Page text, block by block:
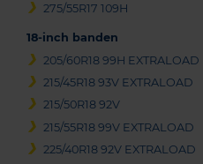
275/55R17 109H
18-inch banden
205/60R18 99H EXTRALOAD
215/45R18 93V EXTRALOAD
215/50R18 92V
215/55R18 99V EXTRALOAD
225/40R18 92V EXTRALOAD